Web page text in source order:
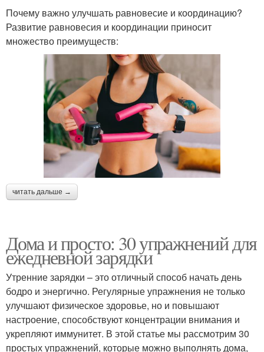
Почему важно улучшать равновесие и координацию?
Развитие равновесия и координации приносит
множество преимуществ:
читать дальше →
Дома и просто: 30 упражнений для
ежедневной зарядки
Утренние зарядки – это отличный способ начать день
бодро и энергично. Регулярные упражнения не только
улучшают физическое здоровье, но и повышают
настроение, способствуют концентрации внимания и
укрепляют иммунитет. В этой статье мы рассмотрим 30
простых упражнений, которые можно выполнять дома,